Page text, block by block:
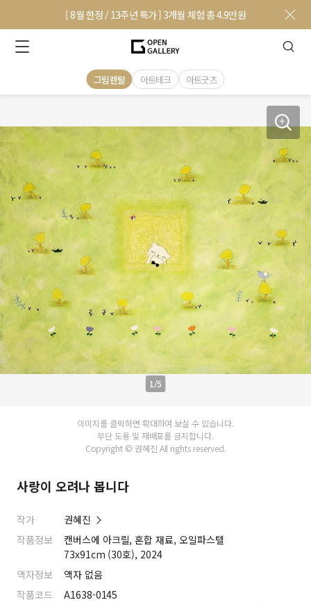
[ 8월 한정 / 13주년 특가 ] 3개월 체험 총 4.9만원
그림렌탈 아트테크 아트굿즈
1/5
이미지를 클릭하면 확대하여 보실 수 있습니다.
무단 도용 및 재배포를 금지합니다.
Copyright © 권혜진 All rights reserved.
사랑이 오려나 봅니다
작가
권혜진
작품정보
캔버스에 아크릴, 혼합 재료, 오일파스텔
73x91cm (30호), 2024
액자정보
액자 없음
작품코드
A1638-0145